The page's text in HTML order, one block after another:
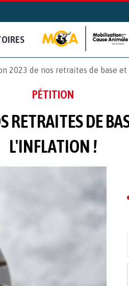
2023 de nos retraites de base
PÉTITION
DE
L'INFLATION !